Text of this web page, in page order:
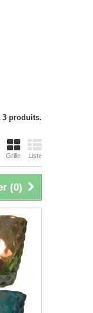
3 produits.
Grille Liste
(0)